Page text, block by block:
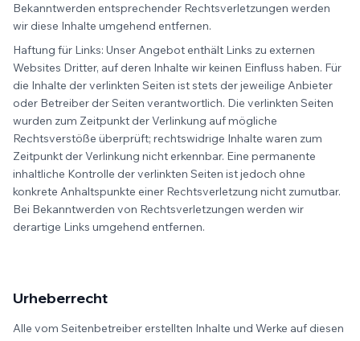
Bekanntwerden entsprechender Rechtsverletzungen werden
wir diese Inhalte umgehend entfernen.
Haftung für Links: Unser Angebot enthält Links zu externen
Websites Dritter, auf deren Inhalte wir keinen Einfluss haben. Für
die Inhalte der verlinkten Seiten ist stets der jeweilige Anbieter
oder Betreiber der Seiten verantwortlich. Die verlinkten Seiten
wurden zum Zeitpunkt der Verlinkung auf mögliche
Rechtsverstöße überprüft; rechtswidrige Inhalte waren zum
Zeitpunkt der Verlinkung nicht erkennbar. Eine permanente
inhaltliche Kontrolle der verlinkten Seiten ist jedoch ohne
konkrete Anhaltspunkte einer Rechtsverletzung nicht zumutbar.
Bei Bekanntwerden von Rechtsverletzungen werden wir
derartige Links umgehend entfernen.
Urheberrecht
Alle vom Seitenbetreiber erstellten Inhalte und Werke auf diesen